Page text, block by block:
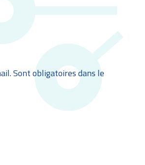
Sont obligatoires dans le